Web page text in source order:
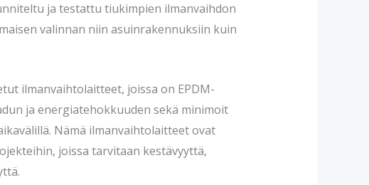
ja testattu tiukimpien ilmanvaihdon
valinnan niin asuinrakennuksiin kuin
ilmanvaihtolaitteet, joissa on EPDM-
ja energiatehokkuuden sekä minimoit
Nämä ilmanvaihtolaitteet ovat
joissa tarvitaan kestävyyttä,